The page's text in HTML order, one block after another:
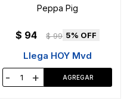
Peppa Pig
$ 94 $ 99 5
Llega HOY Mvd
- +